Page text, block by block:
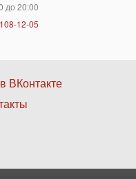
до 20:00
12-05
ВКонтакте